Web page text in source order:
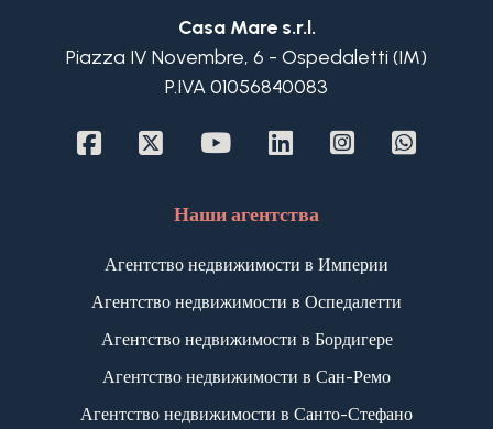
с живописным, открытым видом на Лигурийское
Выгодная инвестиция в доходную недвижимость
у моря в Италии, Лигурия, Санто Стефано аль
Casa Mare s.r.l.
Piazza IV Novembre, 6 - Ospedaletti (IM)
P.IVA 01056840083
Наши агентства
Агентство недвижимости в Империи
Агентство недвижимости в Оспедалетти
Агентство недвижимости в Бордигере
Агентство недвижимости в Сан-Ремо
Агентство недвижимости в Санто-Стефано